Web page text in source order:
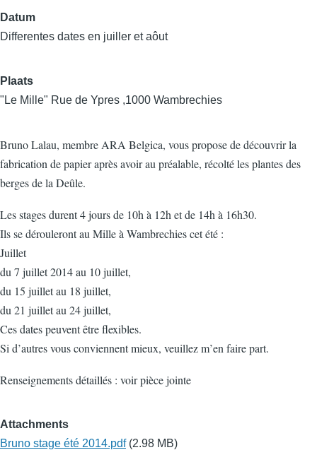
Datum
Differentes dates en juiller et aôut
Plaats
"Le Mille" Rue de Ypres ,1000 Wambrechies
Bruno Lalau, membre ARA Belgica, vous propose de découvrir la
fabrication de papier après avoir au préalable, récolté les plantes des
berges de la Deûle.
Les stages durent 4 jours de 10h à 12h et de 14h à 16h30.
Ils se dérouleront au Mille à Wambrechies cet été :
Juillet
du 7 juillet 2014 au 10 juillet,
du 15 juillet au 18 juillet,
du 21 juillet au 24 juillet,
Ces dates peuvent être flexibles.
Si d’autres vous conviennent mieux, veuillez m’en faire part.
Renseignements détaillés : voir pièce jointe
Attachments
Bruno stage été 2014.pdf (2.98 MB)